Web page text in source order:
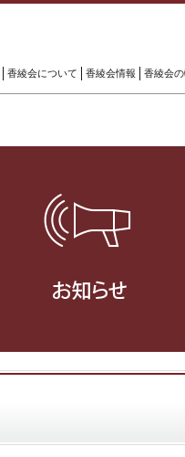
香綾会について 香綾会情報 香綾会